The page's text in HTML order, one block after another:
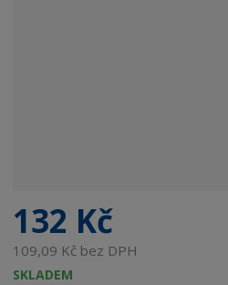
132 Kč
109,09 Kč bez DPH
SKLADEM